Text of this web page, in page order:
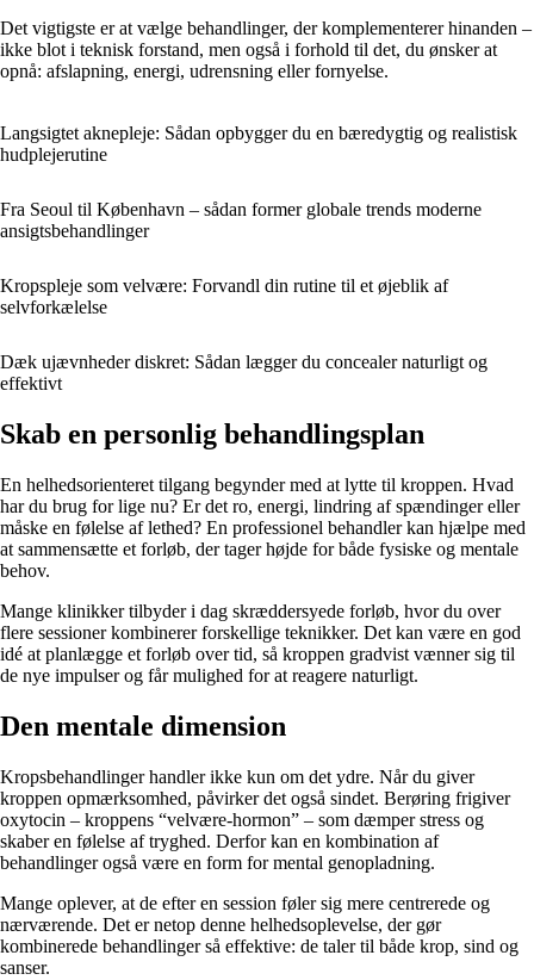
Det vigtigste er at vælge behandlinger, der komplementerer hinanden –
ikke blot i teknisk forstand, men også i forhold til det, du ønsker at
opnå: afslapning, energi, udrensning eller fornyelse.
Langsigtet aknepleje: Sådan opbygger du en bæredygtig og realistisk
hudplejerutine
Fra Seoul til København – sådan former globale trends moderne
ansigtsbehandlinger
Kropspleje som velvære: Forvandl din rutine til et øjeblik af
selvforkælelse
Dæk ujævnheder diskret: Sådan lægger du concealer naturligt og
effektivt
Skab en personlig behandlingsplan
En helhedsorienteret tilgang begynder med at lytte til kroppen. Hvad
har du brug for lige nu? Er det ro, energi, lindring af spændinger eller
måske en følelse af lethed? En professionel behandler kan hjælpe med
at sammensætte et forløb, der tager højde for både fysiske og mentale
behov.
Mange klinikker tilbyder i dag skræddersyede forløb, hvor du over
flere sessioner kombinerer forskellige teknikker. Det kan være en god
idé at planlægge et forløb over tid, så kroppen gradvist vænner sig til
de nye impulser og får mulighed for at reagere naturligt.
Den mentale dimension
Kropsbehandlinger handler ikke kun om det ydre. Når du giver
kroppen opmærksomhed, påvirker det også sindet. Berøring frigiver
oxytocin – kroppens “velvære-hormon” – som dæmper stress og
skaber en følelse af tryghed. Derfor kan en kombination af
behandlinger også være en form for mental genopladning.
Mange oplever, at de efter en session føler sig mere centrerede og
nærværende. Det er netop denne helhedsoplevelse, der gør
kombinerede behandlinger så effektive: de taler til både krop, sind og
sanser.